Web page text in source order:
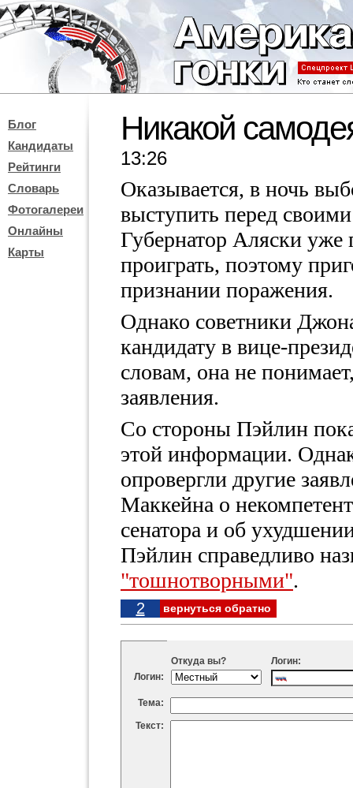
Блог
Кандидаты
Рейтинги
Словарь
Фотогалереи
Онлайны
Карты
Никакой
13:26
Оказывается, в ночь
выступить перед
Губернатор Аляски уже
проиграть, поэтому
признании поражения.
Однако советники
кандидату в вице-
словам, она не
заявления.
Со стороны Пэйлин
этой информации.
опровергли другие
Маккейна о
сенатора и об
Пэйлин справедливо
"тошнотворными".
2 вернуться обратно
Логин:
Откуда вы? Логин:
Тема:
Текст: